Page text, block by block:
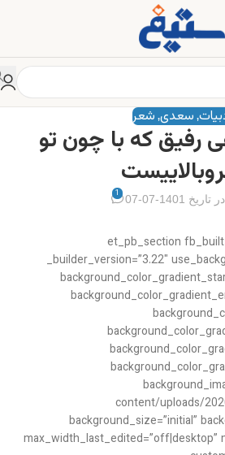
, سعدی, شعر
زهی رفیق که با چون تو
در تاریخ 1401-07-07 1
[et_pb_section
_builder_version=”3.22″
content/uploads/
background_size=”initial”
max_width_last_edited=”off|desktop”